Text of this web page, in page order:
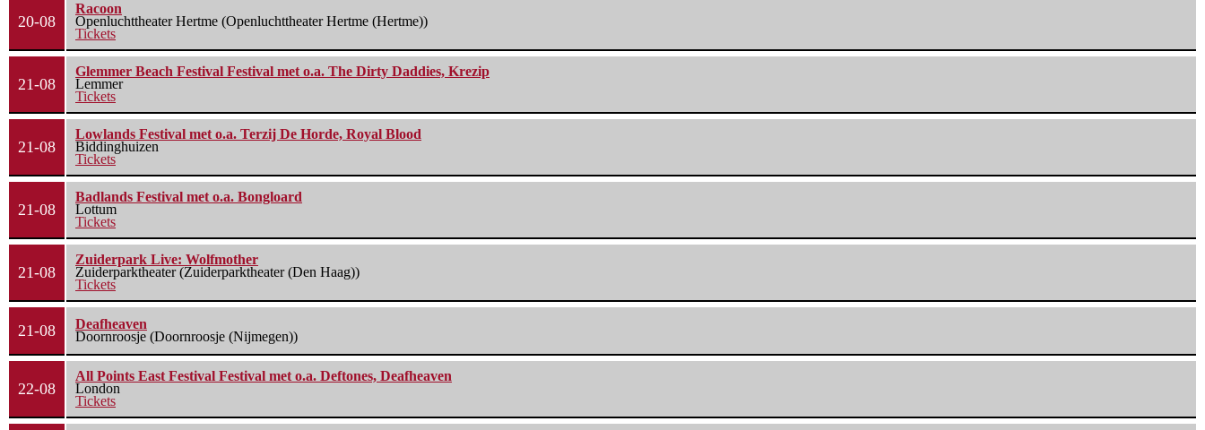
20-08
Racoon
Openluchttheater Hertme (Openluchttheater Hertme (Hertme))
Tickets
21-08
Glemmer Beach Festival Festival met o.a. The Dirty Daddies, Krezip
Lemmer
Tickets
21-08
Lowlands Festival met o.a. Terzij De Horde, Royal Blood
Biddinghuizen
Tickets
21-08
Badlands Festival met o.a. Bongloard
Lottum
Tickets
21-08
Zuiderpark Live: Wolfmother
Zuiderparktheater (Zuiderparktheater (Den Haag))
Tickets
21-08
Deafheaven
Doornroosje (Doornroosje (Nijmegen))
22-08
All Points East Festival Festival met o.a. Deftones, Deafheaven
London
Tickets